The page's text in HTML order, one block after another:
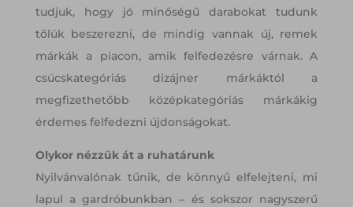
tudjuk, hogy jó minőségű darabokat tudunk
tőlük beszerezni, de mindig vannak új, remek
márkák a piacon, amik felfedezésre várnak. A
csúcskategóriás dizájner márkáktól a
megfizethetőbb középkategóriás márkákig
érdemes felfedezni újdonságokat.
Olykor nézzük át a ruhatárunk
Nyilvánvalónak tűnik, de könnyű elfelejteni, mi
lapul a gardróbunkban – és sokszor nagyszerű